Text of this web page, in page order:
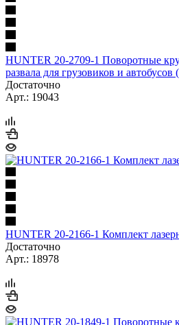
HUNTER 20-2709-1 Поворотные
развала для грузовиков и автобусов
Достаточно
Арт.: 19043
HUNTER 20-2166-1 Комплект
Достаточно
Арт.: 18978